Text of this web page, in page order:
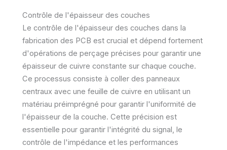
Contrôle de l'épaisseur des couches
Le contrôle de l'épaisseur des couches dans la
fabrication des PCB est crucial et dépend fortement
d'opérations de perçage précises pour garantir une
épaisseur de cuivre constante sur chaque couche.
Ce processus consiste à coller des panneaux
centraux avec une feuille de cuivre en utilisant un
matériau préimprégné pour garantir l'uniformité de
l'épaisseur de la couche. Cette précision est
essentielle pour garantir l'intégrité du signal, le
contrôle de l'impédance et les performances